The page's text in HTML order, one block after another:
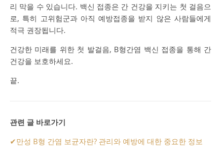
리 막을 수 있습니다. 백신 접종은 간 건강을 지키는 첫 걸음으
로, 특히 고위험군과 아직 예방접종을 받지 않은 사람들에게
적극 권장됩니다.
건강한 미래를 위한 첫 발걸음, B형간염 백신 접종을 통해 간
건강을 보호하세요.
끝.
관련 글 바로가기
✔만성 B형 간염 보균자란? 관리와 예방에 대한 중요한 정보